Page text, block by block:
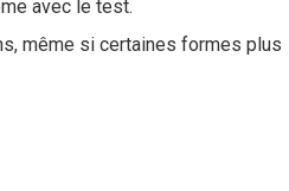
avec le test.
même si certaines formes plus